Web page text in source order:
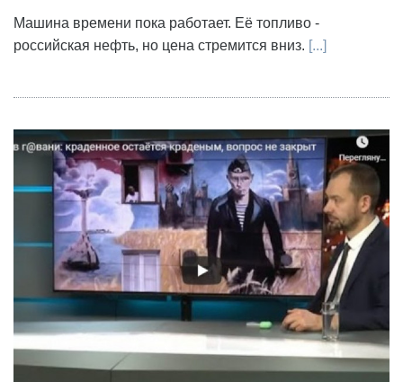
Машина времени пока работает. Её топливо -
российская нефть, но цена стремится вниз. [...]